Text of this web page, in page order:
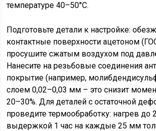
температуре 40–50°C.
Подготовьте детали к настройке:
контактные поверхности ацетоном
просушите сжатым воздухом под
Нанесите на резьбовые соединения
покрытие (например,
слоем 0,02–0,03 мм – это снизит
20–30%. Для деталей с остаточной
проведите термообработку: нагрев до
выдержкой 1 час на каждые 25 мм